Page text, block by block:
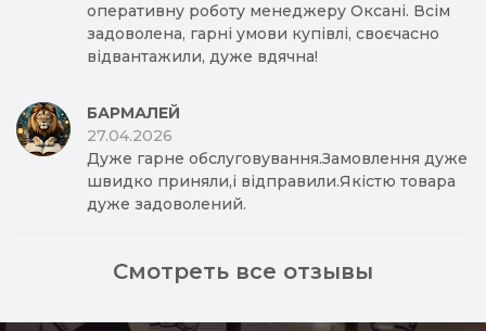
оперативну роботу менеджеру Оксані. Всім
задоволена, гарні умови купівлі, своєчасно
відвантажили, дуже вдячна!
БАРМАЛЕЙ
27.04.2026
Дуже гарне обслуговування.Замовлення дуже
швидко приняли,і відправили.Якістю товара
дуже задоволений.
Смотреть все отзывы